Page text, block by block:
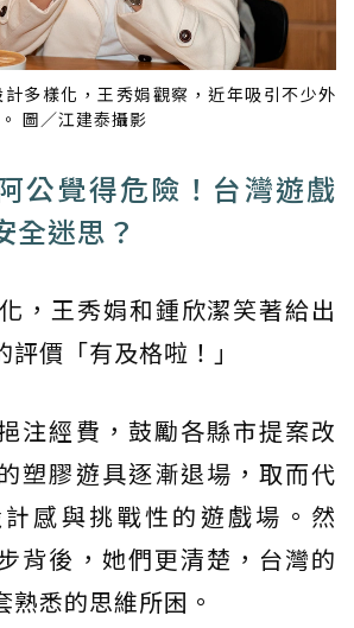
多樣化，王秀娟觀察，近年吸引不少外
圖／江建泰攝影
公覺得危險！台灣遊戲
全迷思？
，王秀娟和鍾欣潔笑著給出
價「有及格啦！」
注經費，鼓勵各縣市提案改
塑膠遊具逐漸退場，取而代
感與挑戰性的遊戲場。然
背後，她們更清楚，台灣的
熟悉的思維所困。